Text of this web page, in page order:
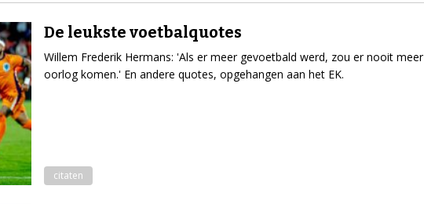
De leukste voetbalquotes
Willem Frederik Hermans: 'Als er meer gevoetbald werd, zou er nooit meer
oorlog komen.' En andere quotes, opgehangen aan het EK.
citaten